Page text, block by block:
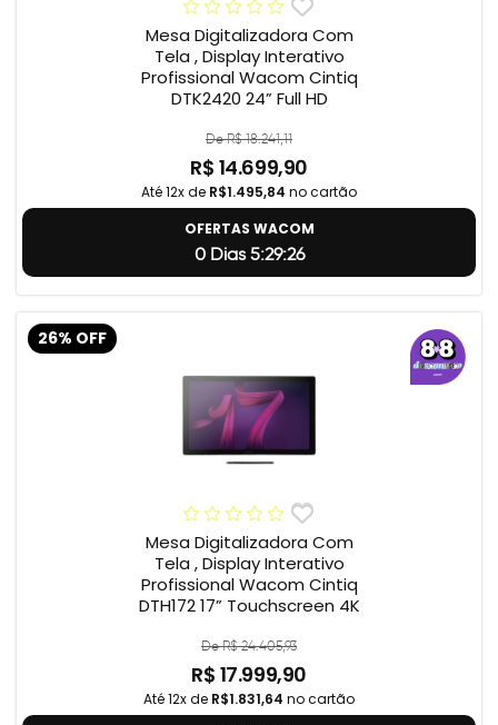
Mesa Digitalizadora Com
Tela , Display Interativo
Profissional Wacom Cintiq
DTK2420 24” Full HD
De R$ 18.241,11
R$ 14.699,90
Até 12x de R$1.495,84 no cartão
OFERTAS WACOM
0 Dias 5:29:24
26% OFF
Mesa Digitalizadora Com
Tela , Display Interativo
Profissional Wacom Cintiq
DTH172 17” Touchscreen 4K
De R$ 24.405,93
R$ 17.999,90
Até 12x de R$1.831,64 no cartão